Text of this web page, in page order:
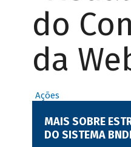
do
da
Ações
MAIS SOBRE
DO SISTEMA